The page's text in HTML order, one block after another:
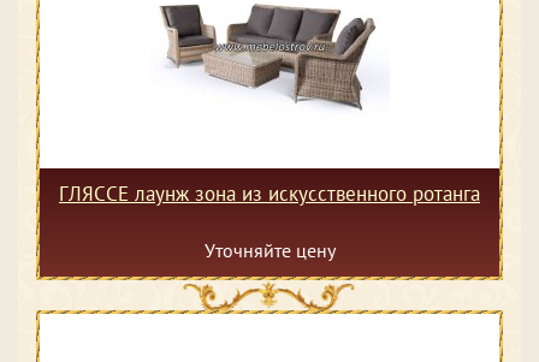
ГЛЯССЕ лаунж зона из искусственного ротанга
Уточняйте цену